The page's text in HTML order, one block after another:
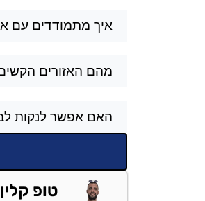
איך מתמודדים עם
מהם האזורים הקשים
האם אפשר לנקות
טופ קלין